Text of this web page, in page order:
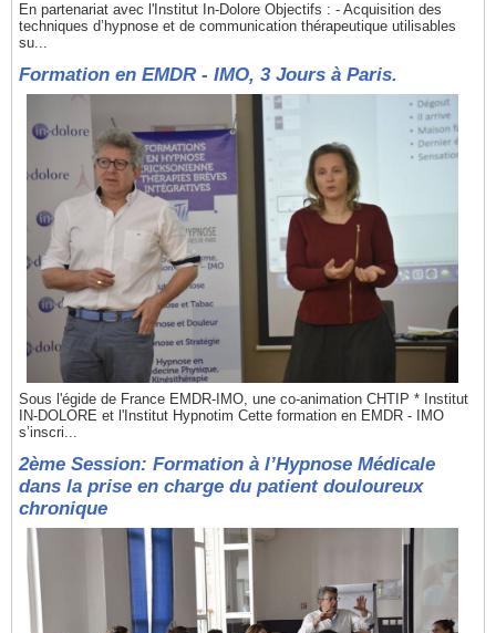
En partenariat avec l'Institut In-Dolore Objectifs : - Acquisition des
techniques d’hypnose et de communication thérapeutique utilisables
su...
Formation en EMDR - IMO, 3 Jours à Paris.
Sous l'égide de France EMDR-IMO, une co-animation CHTIP * Institut
IN-DOLORE et l'Institut Hypnotim Cette formation en EMDR - IMO
s’inscri...
2ème Session: Formation à l’Hypnose Médicale
dans la prise en charge du patient douloureux
chronique